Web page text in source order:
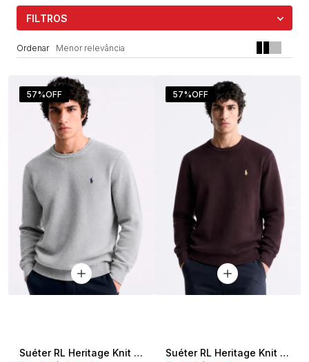
FILTROS
Menor relevância
57%OFF
Suéter RL Heritage Knit Mescla Claro
57%OFF
Suéter RL Heritage Knit Marrom